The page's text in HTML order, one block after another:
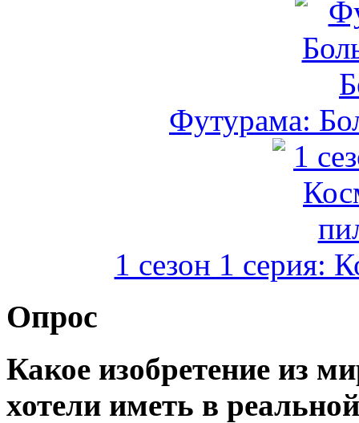
Футурама:
1 сезон 1 серия:
Опрос
Какое изобретение из
хотели иметь в